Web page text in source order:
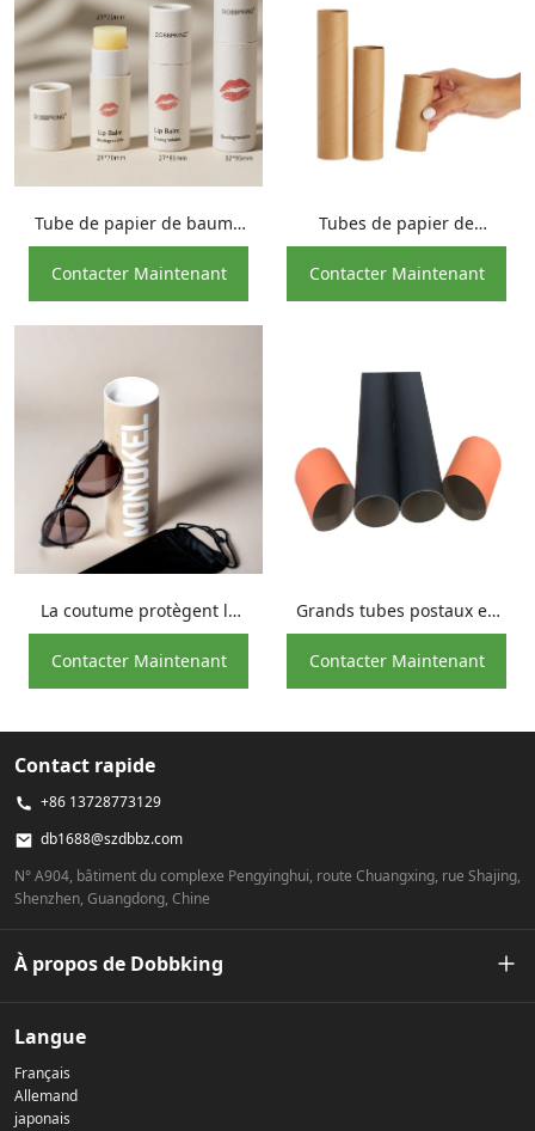
Tube de papier de baume
à lèvres cosmétique en
carton blanc
Contacter Maintenant
Tubes de papier de
rouleaux de papier toilette
de noyau de petit pain de
carton écologique
Contacter Maintenant
La coutume protègent le
tube d'emballage de
lunettes de soleil de papier
d'emballage de conteneur
Contacter Maintenant
Grands tubes postaux en
carton A3 A4 A5 sur
mesure, Long Tube noir
pour affiche
Contacter Maintenant
Contact rapide
+86 13728773129
db1688@szdbbz.com
N° A904, bâtiment du complexe Pengyinghui, route Chuangxing, rue Shajing,
Shenzhen, Guangdong, Chine
À propos de Dobbking
Notre histoire
Politique de confidentialité
Langue
Français
Allemand
japonais